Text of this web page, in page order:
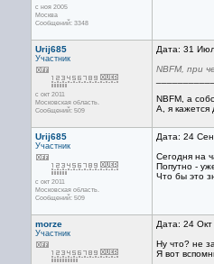
с ноя 2005
Москва
Сообщений: 3348
Urij685
Участник
с окт 2011
Московская область.
Сообщений: 509
Дата: 31
NBFM, при
NBFM, а
А, я кажется
Urij685
Участник
с окт 2011
Московская область.
Сообщений: 509
Дата: 24
Сегодня на
Попутно -
Что бы это
morze
Участник
Дата: 24
Ну что? не
Я вот